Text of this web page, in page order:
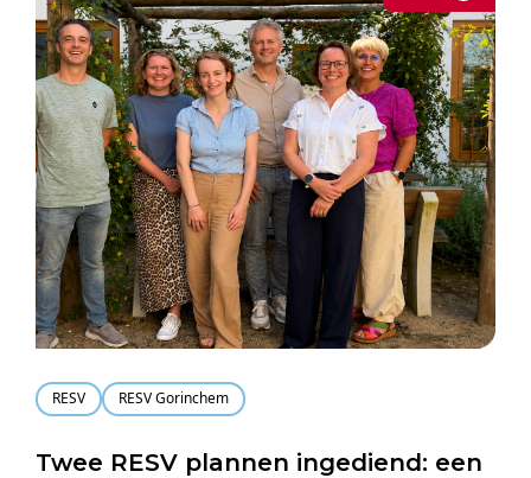
RESV RESV Gorinchem
Twee RESV plannen ingediend: een